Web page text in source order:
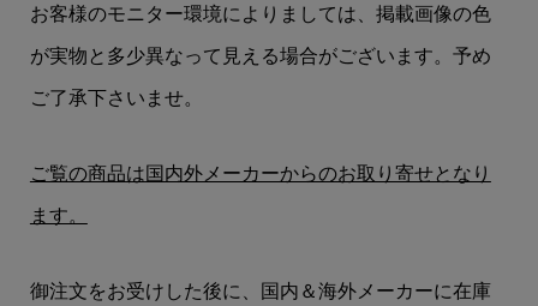
お客様のモニター環境によりましては、掲載画像の色
が実物と多少異なって見える場合がございます。予め
ご了承下さいませ。
ご覧の商品は国内外メーカーからのお取り寄せとなり
ます。
御注文をお受けした後に、国内＆海外メーカーに在庫